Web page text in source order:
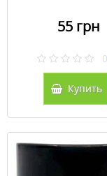
55 грн
0
Купить